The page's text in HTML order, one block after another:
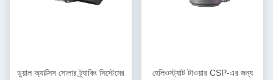
ডুয়াল অ্যাক্সিস সোলার ট্র্যাকিং সিস্টেমের
হেলিওস্ট্যাট টাওয়ার CSP-এর জন্য